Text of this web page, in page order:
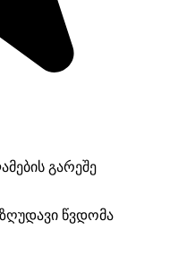
გარეშე
წვდომა